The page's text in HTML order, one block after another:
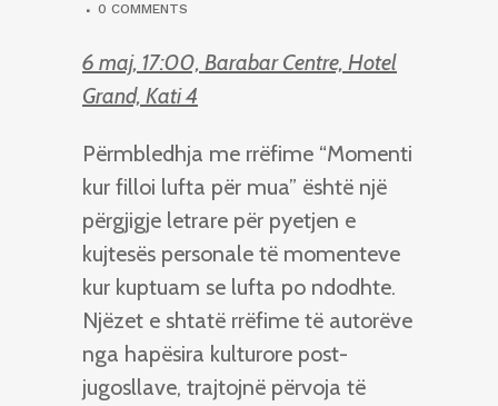
0 COMMENTS
6 maj, 17:00, Barabar Centre, Hotel
Grand, Kati 4
Përmbledhja me rrëfime “Momenti
kur filloi lufta për mua” është një
përgjigje letrare për pyetjen e
kujtesës personale të momenteve
kur kuptuam se lufta po ndodhte.
Njëzet e shtatë rrëfime të autorëve
nga hapësira kulturore post-
jugosllave, trajtojnë përvoja të